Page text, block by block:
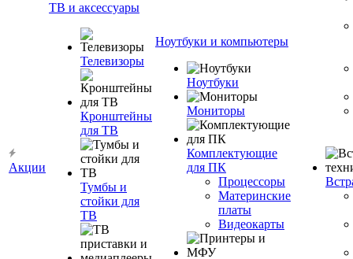
Акции
ТВ и аксессуары
Телевизоры
Кронштейны
для ТВ
Тумбы и
стойки для
ТВ
Ноутбуки и компьютеры
Ноутбуки
Мониторы
Комплектующие
для ПК
Процессоры
Материнские
платы
Видеокарты